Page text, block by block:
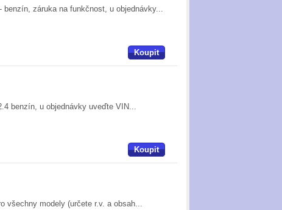
záruka na funkčnost, u objednávky...
Koupit
benzín, u objednávky uveďte VIN...
Koupit
všechny modely (určete r.v. a obsah...